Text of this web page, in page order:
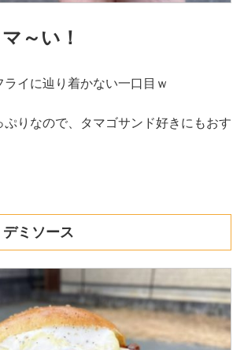
～い！
イに辿り着かない一口目ｗ
ぷりなので、タマゴサンド好きにもおす
ミソース